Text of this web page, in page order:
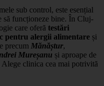
sub control, este esențial
să funcționeze bine. În Cluj-
care oferă testări
pentru alergii alimentare și
precum Mănăștur,
Mureșanu și aproape de
Alege clinica cea mai potrivită